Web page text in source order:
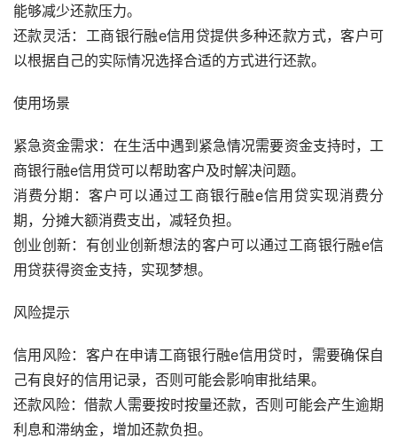
能够减少还款压力。
还款灵活：工商银行融e信用贷提供多种还款方式，客户可
以根据自己的实际情况选择合适的方式进行还款。
使用场景
紧急资金需求：在生活中遇到紧急情况需要资金支持时，工
商银行融e信用贷可以帮助客户及时解决问题。
消费分期：客户可以通过工商银行融e信用贷实现消费分
期，分摊大额消费支出，减轻负担。
创业创新：有创业创新想法的客户可以通过工商银行融e信
用贷获得资金支持，实现梦想。
风险提示
信用风险：客户在申请工商银行融e信用贷时，需要确保自
己有良好的信用记录，否则可能会影响审批结果。
还款风险：借款人需要按时按量还款，否则可能会产生逾期
利息和滞纳金，增加还款负担。